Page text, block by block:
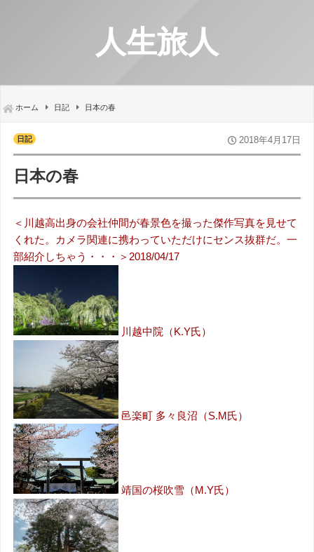
人生旅人
ホーム 日記 日本の春
日記 2018年4月17日
日本の春
＜川越高出身の会社仲間が春景色を撮った傑作写真を見せて
くれた。カメラ関連に携わっていただけにセンス抜群だ。一
部紹介しちゃう・・・＞2018/04/17
川越中院（K.Y氏）
邑楽町 多々良沼（S.M氏）
靖国の桜吹雪（M.Y氏）